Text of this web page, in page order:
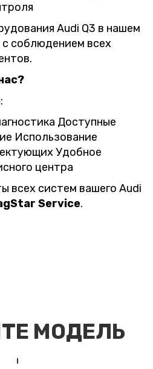
Audi Q3 в нашем
соблюдением всех
Доступные
Использование
Удобное
центра
всех систем вашего Audi
Service.
МОДЕЛЬ